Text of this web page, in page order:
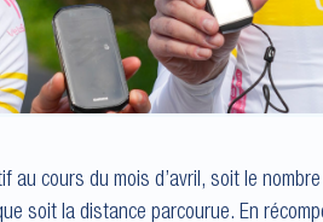
cours du mois d’avril, soit le
soit la distance parcourue. En